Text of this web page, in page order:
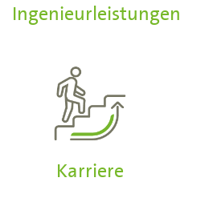
Ingenieurleistungen
Karriere